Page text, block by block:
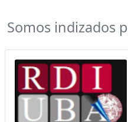
Somos indizados